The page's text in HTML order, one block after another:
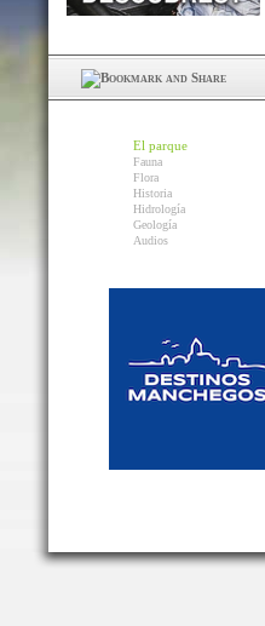
El parque
Fauna
Flora
Historia
Hidrología
Geología
Audios